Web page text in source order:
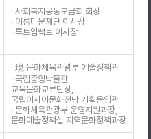
· 사회복지공동모금회 회장
· 아름다운재단 이사장
· 루트임팩트 이사장
· 現 문화체육관광부 예술정책관
· 국립중앙박물관
교육문화교류단장,
국립아시아문화전당 기획운영관
· 문화체육관광부 운영지원과장,
문화예술정책실 지역문화정책과장